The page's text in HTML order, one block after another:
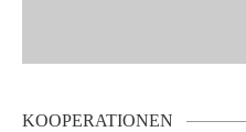
KOOPERATIONEN